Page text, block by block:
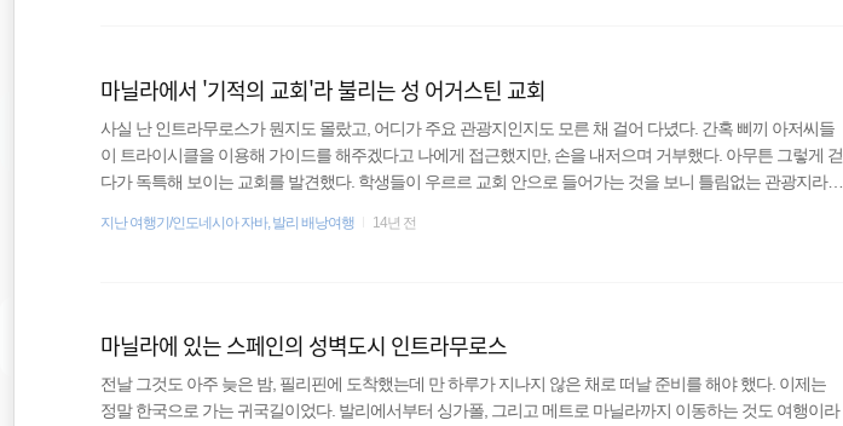
마닐라에서 '기적의 교회'라 불리는 성 어거스틴 교회
사실 난 인트라무로스가 뭔지도 몰랐고, 어디가 주요 관광지인지도 모른 채 걸어 다녔다. 간혹 삐끼 아저씨들
이 트라이시클을 이용해 가이드를 해주겠다고 나에게 접근했지만, 손을 내저으며 거부했다. 아무튼 그렇게 걷
다가 독특해 보이는 교회를 발견했다. 학생들이 우르르 교회 안으로 들어가는 것을 보니 틀림없는 관광지라
n Church)였던 것이다. 성 어거스틴 교회의 입장료는 100페소였다. 입구에는 커다란 종이 보였다. 이 종을 구
지난 여행기/인도네시아 자바, 발리 배낭여행 14년 전
마닐라에 있는 스페인의 성벽도시 인트라무로스
전날 그것도 아주 늦은 밤, 필리핀에 도착했는데 만 하루가 지나지 않은 채로 떠날 준비를 해야 했다. 이제는
정말 한국으로 가는 귀국길이었다. 발리에서부터 싱가폴, 그리고 메트로 마닐라까지 이동하는 것도 여행이라